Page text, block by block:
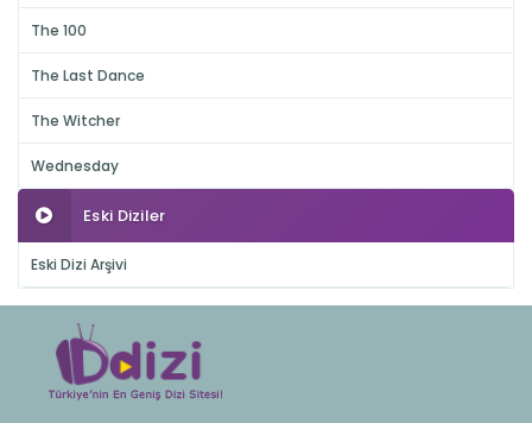
The 100
The Last Dance
The Witcher
Wednesday
Eski Diziler
Eski Dizi Arşivi